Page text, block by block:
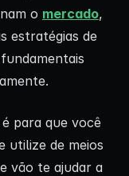
o mercado,
estratégias de
para que você
utilize de meios
vão te ajudar a